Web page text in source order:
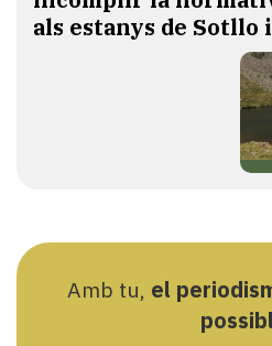
als estanys de Sotllo
Amb tu, el